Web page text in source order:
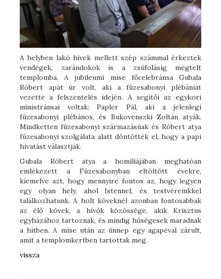
A helyben lakó hívek mellett szép számmal érkeztek
vendégek, zarándokok is a zsúfolásig megtelt
templomba. A jubileumi mise főcelebránsa Gubala
Róbert apát úr volt, aki a füzesabonyi plébániát
vezette a felszentelés idején. A segítői az egykori
ministránsai voltak: Papler Pál, aki a jelenlegi
füzesabonyi plébános, és Bukovenszki Zoltán atyák.
Mindketten füzesabonyi származásúak és Róbert atya
füzesabonyi szolgálata alatt döntötték el, hogy a papi
hivatást választják.
Gubala Róbert atya a homíliájában meghatóan
emlékezett a Füzesabonyban eltöltött évekre,
kiemelve azt, hogy mennyire fontos az, hogy legyen
egy olyan hely, ahol Istennel, és testvéreinkkel
találkozhatunk. A holt köveknél azonban fontosabbak
az élő kövek, a hívők közössége, akik Krisztus
egyházához tartoznak, és mindig hűségesek maradnak
a hitben. A mise után az ünnep egy agapéval zárult,
amit a templomkertben tartottak meg.
vissza